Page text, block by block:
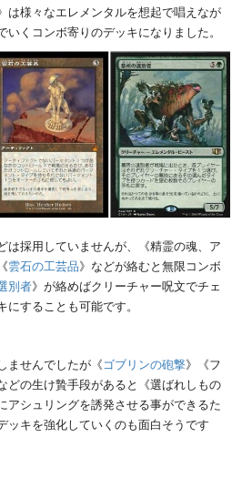
は様々なエレメンタルを想起で唱えなが
いくコンボ寄りのデッキになりました。
は採用していませんが、《精霊の魂、ア
雲石の工芸品》などが絡むと無限コンボ
別者》が絡めばクリーチャー呪文でチェ
することも可能です。
ませんでしたが《ゴブリンの砲撃》《フ
どの生け贄手段があると《選ばれしもの
アシュリングを誘発させる事ができるた
ッキを強化していくのも面白そうです